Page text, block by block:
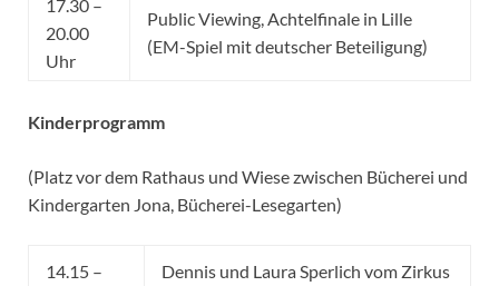
17.30 –
20.00
Uhr
Public Viewing, Achtelfinale in Lille
(EM-Spiel mit deutscher Beteiligung)
Kinderprogramm
(Platz vor dem Rathaus und Wiese zwischen Bücherei und
Kindergarten Jona, Bücherei-Lesegarten)
14.15 –
Dennis und Laura Sperlich vom Zirkus